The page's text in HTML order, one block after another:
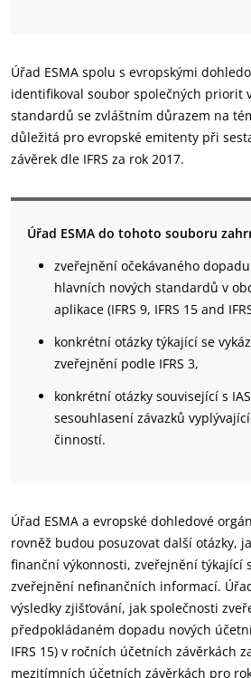
Úřad ESMA spolu s evropskými
identifikoval soubor společných priorit
standardů se zvláštním důrazem na
důležitá pro evropské emitenty při
závěrek dle IFRS za rok 2017.
Úřad ESMA do tohoto souboru
zveřejnění očekávaného
hlavních nových standardů v
aplikace (IFRS 9, IFRS 15 and
konkrétní otázky týkající se
zveřejnění podle IFRS 3,
konkrétní otázky související s
sesouhlasení závazků
činností.
Úřad ESMA a evropské dohledové
rovněž budou posuzovat další otázky,
finanční výkonnosti, zveřejnění týkající
zveřejnění nefinančních informací.
výsledky zjišťování, jak společnosti
předpokládaném dopadu nových
IFRS 15) v ročních účetních závěrkách
mezitímních účetních závěrkách pro